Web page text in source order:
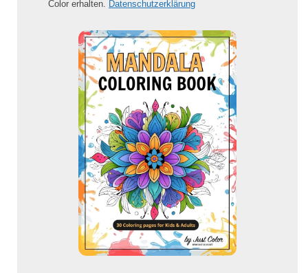
Color erhalten.
Datenschutzerklärung